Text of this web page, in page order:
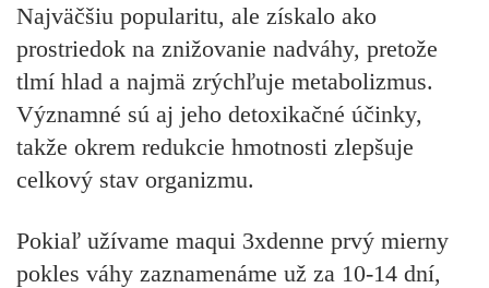
Najväčšiu popularitu, ale získalo ako
prostriedok na znižovanie nadváhy, pretože
tlmí hlad a najmä zrýchľuje metabolizmus.
Významné sú aj jeho detoxikačné účinky,
takže okrem redukcie hmotnosti zlepšuje
celkový stav organizmu.
Pokiaľ užívame maqui 3xdenne prvý mierny
pokles váhy zaznamenáme už za 10-14 dní,